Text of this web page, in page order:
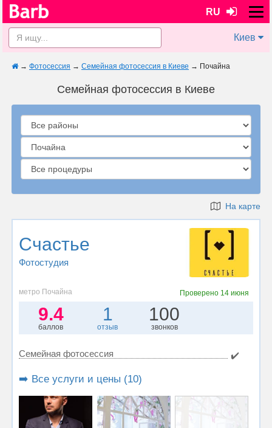
RU
Киев
→ Фотосессия → Семейная фотосессия в Киеве → Почайна
Семейная фотосессия в Киеве
На карте
Счастье
Фотостудия
метро Почайна Проверено 14 июня
9.4
баллов
1
отзыв
100
звонков
Семейная фотосессия ✔️
➡️ Все услуги и цены (10)